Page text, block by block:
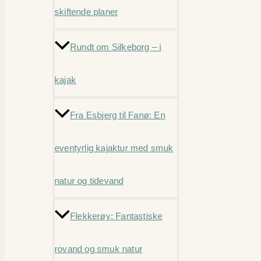
skiftende planer
Rundt om Silkeborg – i
kajak
Fra Esbjerg til Fanø: En
eventyrlig kajaktur med smuk
natur og tidevand
Flekkerøy: Fantastiske
rovand og smuk natur